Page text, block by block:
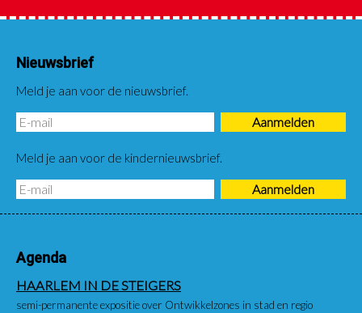
Nieuwsbrief
Meld je aan voor de nieuwsbrief.
Meld je aan voor de kindernieuwsbrief.
Agenda
HAARLEM IN DE STEIGERS
semi-permanente expositie over Ontwikkelzones in stad en regio